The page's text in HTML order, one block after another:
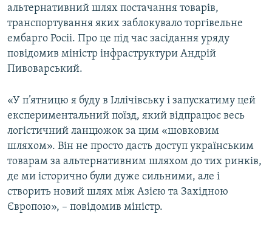
альтернативний шлях постачання товарів,
транспортування яких заблокувало торгівельне
ембарго Росіі. Про це під час засідання уряду
повідомив міністр інфраструктури Андрій
Пивоварський.
«У п’ятницю я буду в Іллічівську і запускатиму цей
експериментальний поїзд, який відпрацює весь
логістичний ланцюжок за цим «шовковим
шляхом». Він не просто дасть доступ українським
товарам за альтернативним шляхом до тих ринків,
де ми історично були дуже сильними, але і
створить новий шлях між Азією та Західною
Європою», – повідомив міністр.